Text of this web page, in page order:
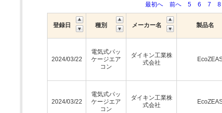
最初へ
前へ 5 6 7 8
登録日 種別 メーカー名 製品名
2024/03/22
電気式パッ
ケージエア
コン
ダイキン工業株
式会社
2024/03/22
電気式パッ
ケージエア
コン
ダイキン工業株
式会社